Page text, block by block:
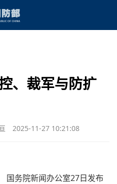
、裁军与防扩
2025-11-27 10:21:08
务院新闻办公室27日发布